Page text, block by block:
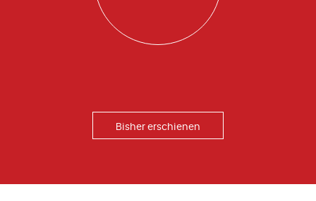
Bisher erschienen